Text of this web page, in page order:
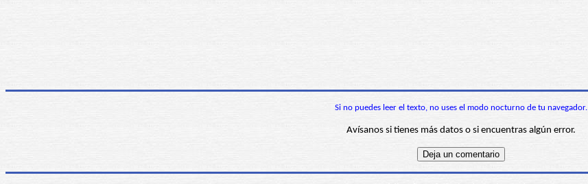
Si no puedes leer el texto, no uses el modo nocturno de tu navegador.
Avísanos si tienes más datos o si encuentras algún error.